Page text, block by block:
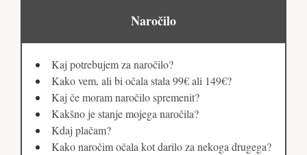
Naročilo
Kaj potrebujem za naročilo?
Kako vem, ali bi očala stala 99€ ali 149€?
Kaj če moram naročilo spremenit?
Kakšno je stanje mojega naročila?
Kdaj plačam?
Kako naročim očala kot darilo za nekoga drugega?